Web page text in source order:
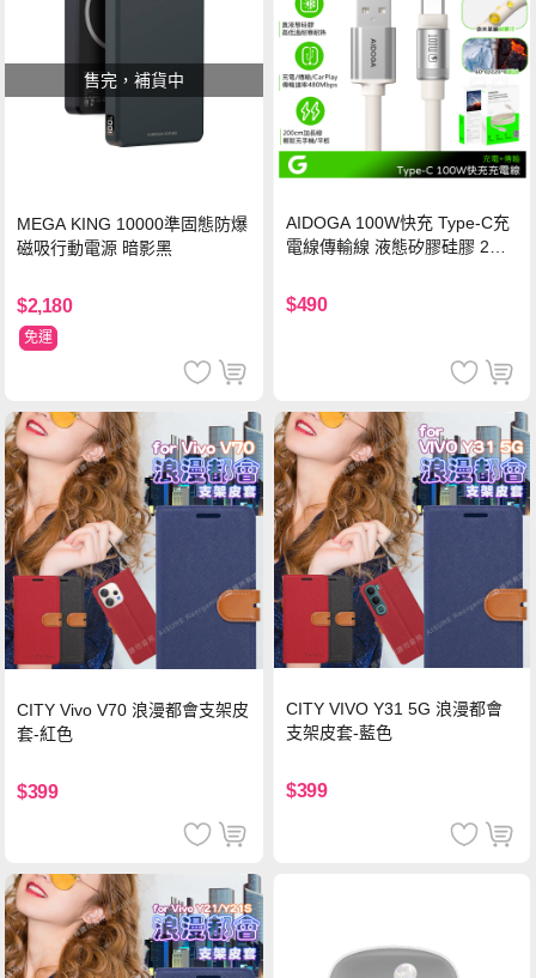
售完，補貨中
MEGA KING 10000準固態防爆
磁吸行動電源 暗影黑
$2,180
免運
AIDOGA 100W快充 Type-C充
電線傳輸線 液態矽膠硅膠 2M
$490
CITY Vivo V70 浪漫都會支架皮
套-紅色
$399
CITY VIVO Y31 5G 浪漫都會
支架皮套-藍色
$399